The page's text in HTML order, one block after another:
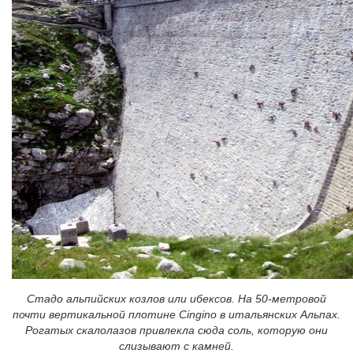
Стадо альпийских козлов или ибексов. На 50-метровой
почти вертикальной плотине Cingino в итальянских Альпах.
Рогатых скалолазов привлекла сюда соль, которую они
слизывают с камней.